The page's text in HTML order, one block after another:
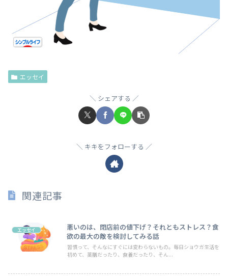
エッセイ
シェアする
キキをフォローする
関連記事
エッセイ
悪いのは、閉店前の値下げ？それともストレス？食
欲の最大の敵を検討してみる話
習慣って、そんなにすぐには変わらないもの。毎日ショウガ生活を
初めて、薬膳だったり、食養だったり、そん...